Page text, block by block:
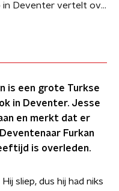
Turkse gemeenschap in Deventer vertelt over impact aardbeving
is een grote Turkse
in Deventer. Jesse
en merkt dat er
Furkan
is overleden.
sliep, dus hij had niks